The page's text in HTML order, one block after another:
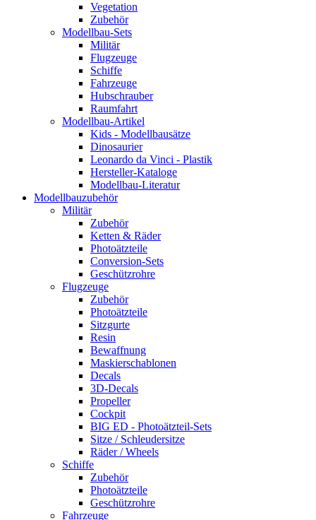
Vegetation
Zubehör
Modellbau-Sets
Militär
Flugzeuge
Schiffe
Fahrzeuge
Hubschrauber
Raumfahrt
Modellbau-Artikel
Kids - Modellbausätze
Dinosaurier
Leonardo da Vinci - Plastik
Hersteller-Kataloge
Modellbau-Literatur
Modellbauzubehör
Militär
Zubehör
Ketten & Räder
Photoätzteile
Conversion-Sets
Geschützrohre
Flugzeuge
Zubehör
Photoätzteile
Sitzgurte
Resin
Bewaffnung
Maskierschablonen
Decals
3D-Decals
Propeller
Cockpit
BIG ED - Photoätzteil-Sets
Sitze / Schleudersitze
Räder / Wheels
Schiffe
Zubehör
Photoätzteile
Geschützrohre
Fahrzeuge